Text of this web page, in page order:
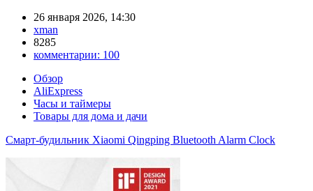
26 января 2026, 14:30
xman
8285
комментарии: 100
Обзор
AliExpress
Часы и таймеры
Товары для дома и дачи
Смарт-будильник Xiaomi Qingping Bluetooth Alarm Clock